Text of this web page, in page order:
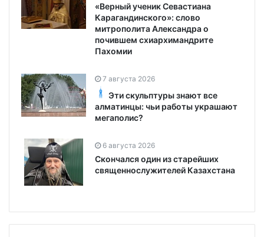
«Верный ученик Севастиана
Карагандинского»: слово
митрополита Александра о
почившем схиархимандрите
Пахомии
7 августа 2026
Эти скульптуры знают все
алматинцы: чьи работы украшают
мегаполис?
6 августа 2026
Скончался один из старейших
священнослужителей Казахстана